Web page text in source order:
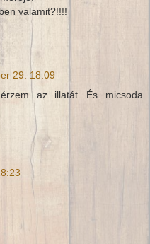
valamit?!!!!
29. 18:09
az illatát...És micsoda